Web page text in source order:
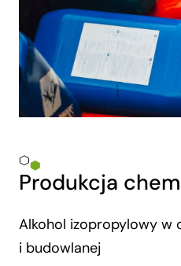
Produkcja
Alkohol izopropylowy w
i budowlanej